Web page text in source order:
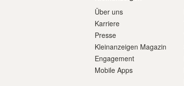
Über uns
Karriere
Presse
Kleinanzeigen Magazin
Engagement
Mobile Apps